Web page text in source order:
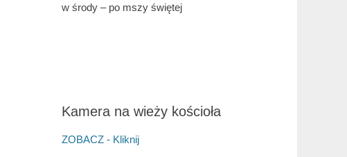
w środy – po mszy świętej
Kamera na wieży kościoła
ZOBACZ - Kliknij